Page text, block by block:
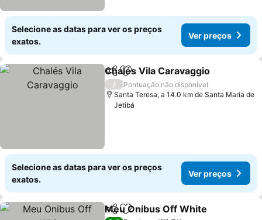
Selecione as datas para ver os preços
exatos.
Ver preços
PartilharAdicionar aos favoritos
Chalés Vila Caravaggio
/
Pontuação não disponível
Santa Teresa, a 14.0 km de Santa Maria de
Jetibá
Selecione as datas para ver os preços
exatos.
Ver preços
PartilharAdicionar aos favoritos
Meu Onibus Off White